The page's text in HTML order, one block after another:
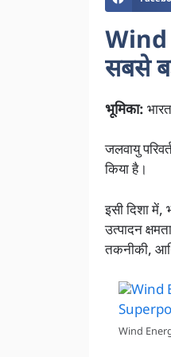
Wind
सबसे
भूमिका:
जलवायु
किया है।
इसी दिशा
उत्पादन
तकनीकी,
Wind